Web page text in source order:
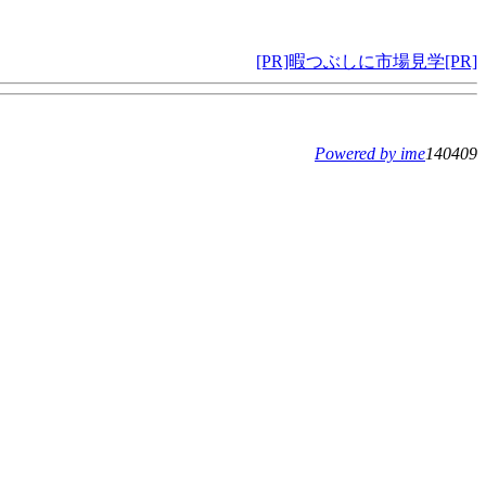
[PR]暇つぶしに市場見学[PR]
Powered by ime140409